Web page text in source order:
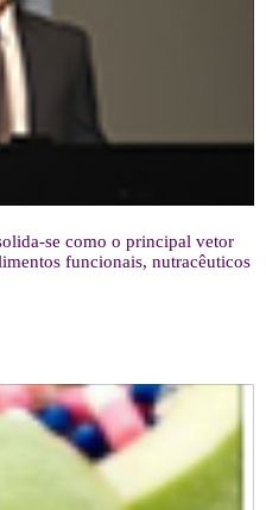
se como o principal vetor
funcionais, nutracêuticos